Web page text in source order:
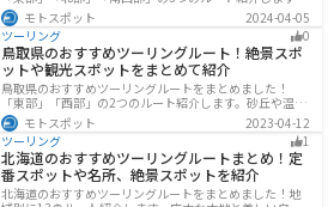
山と海どちらも楽しめるスポットが多数あり、様々な楽
しみ方ができます。バイクで高知県にツーリングに行く
際は参考にしてください。
モトスポット
2024-04-05
ツーリング
0
鳥取県のおすすめツーリングルート！絶景スポ
ットや観光スポットをまとめて紹介
鳥取県のおすすめツーリングルートをまとめました！
「東部」「西部」の2つのルート紹介します。砂丘や温泉
地、歴史ある城跡など魅力溢れるスポットが多数あるの
で楽しめます。バイクで鳥取県にツーリングに行く際は
参考にしてください。
モトスポット
2023-04-12
ツーリング
1
北海道のおすすめツーリングルートまとめ！定
番スポットや名所、絶景スポットを紹介
北海道のおすすめツーリングルートをまとめました！地